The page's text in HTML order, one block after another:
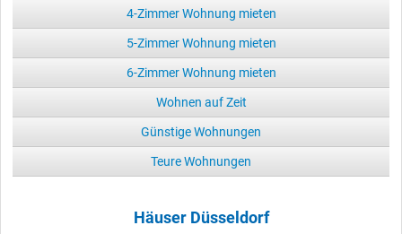
4-Zimmer Wohnung mieten
5-Zimmer Wohnung mieten
6-Zimmer Wohnung mieten
Wohnen auf Zeit
Günstige Wohnungen
Teure Wohnungen
Häuser Düsseldorf